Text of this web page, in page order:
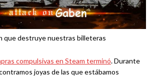
que destruye nuestras billeteras
compulsivas en Steam terminó. Durante
joyas de las que estábamos